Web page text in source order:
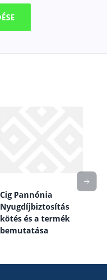
Cig Pannónia
Nyugdíjbiztosítás
kötés és a termék
bemutatása
Cig